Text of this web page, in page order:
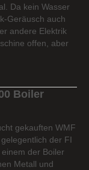
Da kein Wasser
Geräusch auch
andere Elektrik
offen, aber
Boiler
gekauften WMF
der FI
der Boiler
Metall und